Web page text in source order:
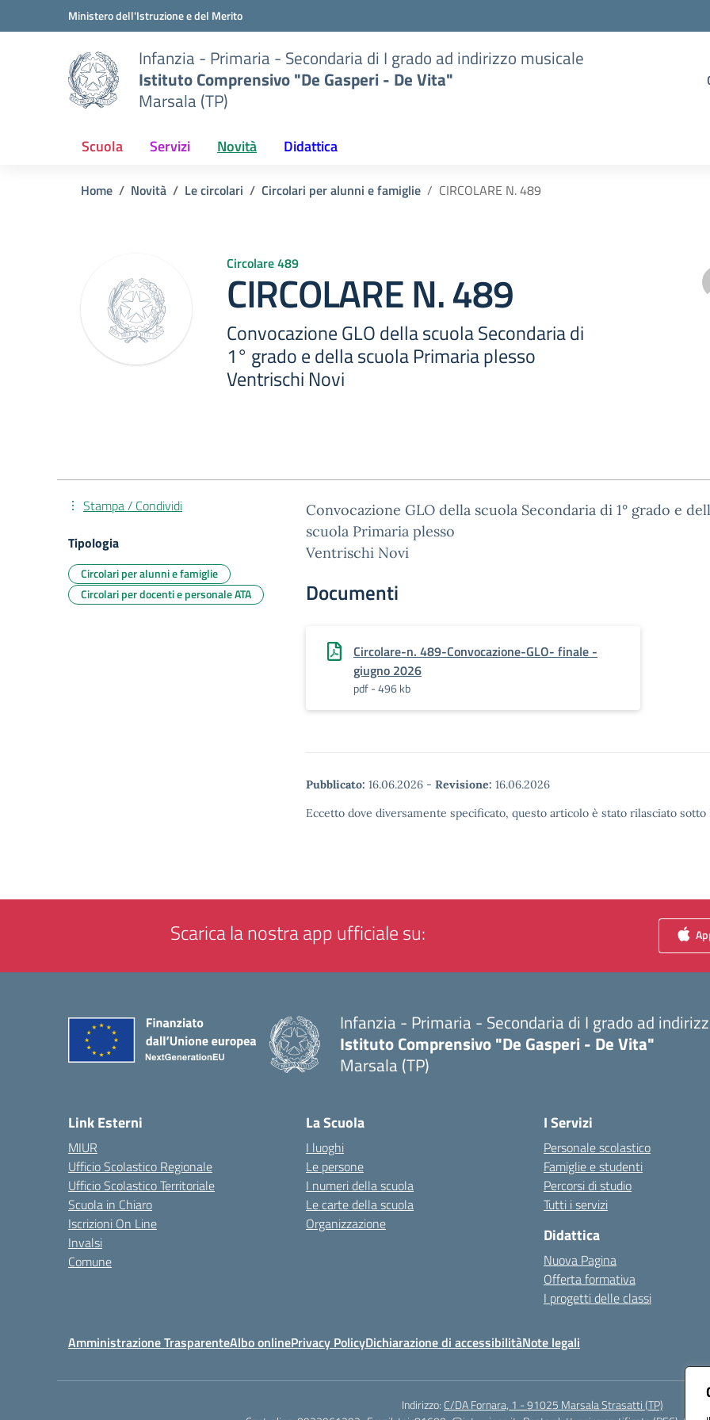
Vai ai contenuti
Vai al menu di navigazioneMinistero dell'Istruzione e del Merito
Infanzia - Primaria - Secondaria di I grado ad indirizzo musicale
Istituto Comprensivo "De Gasperi - De Vita"
Marsala (TP)
Scuola Servizi Novità Didattica
Home Novità Le circolari Circolari per alunni e famiglie CIRCOLARE N. 489
Circolare 489
CIRCOLARE N. 489
Convocazione GLO della scuola Secondaria di
1° grado e della scuola Primaria plesso
Ventrischi Novi
Convocazione GLO della scuola Secondaria di 1° grado e
scuola Primaria plesso
Ventrischi Novi
Documenti
Circolare-n. 489-Convocazione-GLO- finale -
giugno 2026
pdf - 496 kb
Pubblicato: 16.06.2026 - Revisione: 16.06.2026
Eccetto dove diversamente specificato, questo articolo è stato rilasciato
Stampa / Condividi
Tipologia
Circolari per alunni e famiglie
Circolari per docenti e personale ATA
Scarica la nostra app ufficiale su:
Infanzia - Primaria - Secondaria di I grado ad
Istituto Comprensivo "De Gasperi - De Vita"
Marsala (TP)
Link Esterni
MIUR
Ufficio Scolastico Regionale
Ufficio Scolastico Territoriale
Scuola in Chiaro
Iscrizioni On Line
Invalsi
Comune
La Scuola
I luoghi
Le persone
I numeri della scuola
Le carte della scuola
Organizzazione
I Servizi
Personale scolastico
Famiglie e studenti
Percorsi di studio
Tutti i servizi
Didattica
Nuova Pagina
Offerta formativa
I progetti delle classi
Amministrazione TrasparenteAlbo onlinePrivacy PolicyDichiarazione di accessibilitàNote legali
Indirizzo: C/DA Fornara, 1 - 91025 Marsala Strasatti (TP)